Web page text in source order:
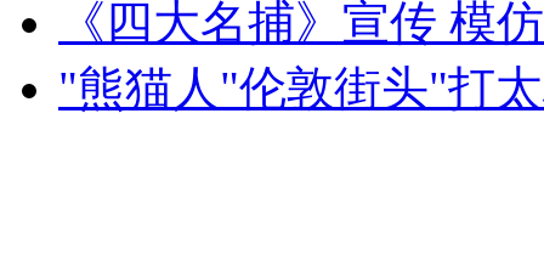
无痛分娩是否安全 医生回应
外交部：反对强权政治霸凌主义
《四大名捕》宣传 模
"熊猫人"伦敦街头"打